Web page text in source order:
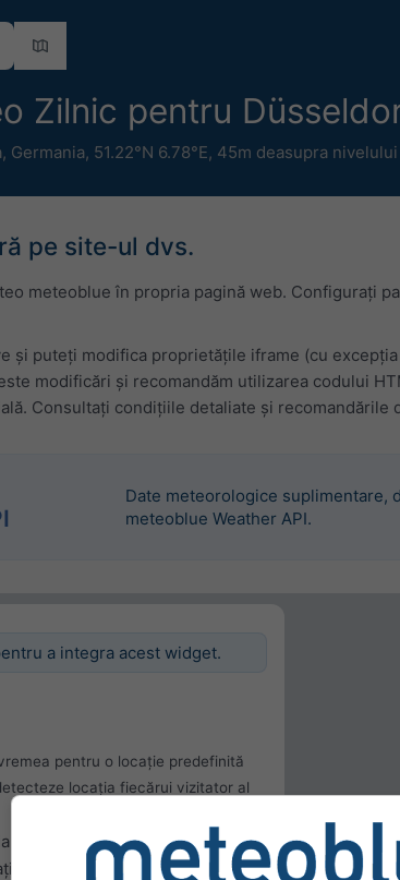
Zilnic pentru
, Germania, 51.22°N 6.78°E, 45m deasupra
pe site-ul dvs.
meteoblue în propria pagină web. Configurați
și puteți modifica proprietățile iframe (cu
modificări și recomandăm utilizarea codului
Consultați condițiile detaliate și recomandările
Date meteorologice suplimentare,
meteoblue Weather API.
a integra acest widget.
pentru o locație predefinită
locația fiecărui vizitator al
curentă
utilizatorului